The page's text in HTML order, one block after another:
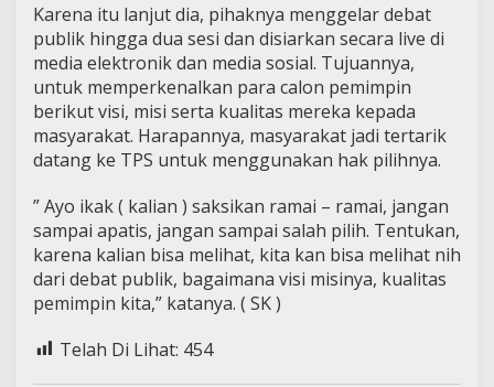
Karena itu lanjut dia, pihaknya menggelar debat
publik hingga dua sesi dan disiarkan secara live di
media elektronik dan media sosial. Tujuannya,
untuk memperkenalkan para calon pemimpin
berikut visi, misi serta kualitas mereka kepada
masyarakat. Harapannya, masyarakat jadi tertarik
datang ke TPS untuk menggunakan hak pilihnya.
” Ayo ikak ( kalian ) saksikan ramai – ramai, jangan
sampai apatis, jangan sampai salah pilih. Tentukan,
karena kalian bisa melihat, kita kan bisa melihat nih
dari debat publik, bagaimana visi misinya, kualitas
pemimpin kita,” katanya. ( SK )
Telah Di Lihat: 454